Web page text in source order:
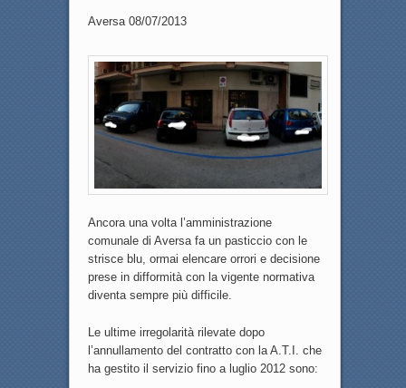
Aversa 08/07/2013
Ancora una volta l’amministrazione
comunale di Aversa fa un pasticcio con le
strisce blu, ormai elencare orrori e decisione
prese in difformità con la vigente normativa
diventa sempre più difficile.
Le ultime irregolarità rilevate dopo
l’annullamento del contratto con la A.T.I. che
ha gestito il servizio fino a luglio 2012 sono: